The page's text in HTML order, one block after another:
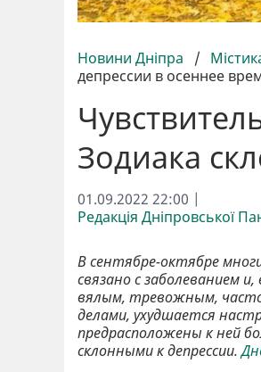
Новини Дніпра /
депрессии в осеннее
Зодиака
01.09.2022 22:00 |
Редакція Дніпровської
В сентябре-октябре
связано с заболеванием
вялым, тревожным,
делами, ухудшается
предрасположены к ней
склонными к депрессии.